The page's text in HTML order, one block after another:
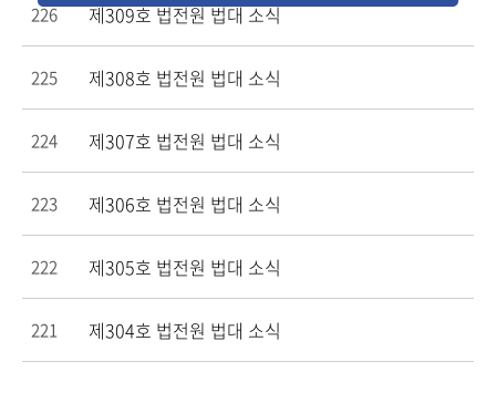
226 제309호 법전원 법대 소식
225 제308호 법전원 법대 소식
224 제307호 법전원 법대 소식
223 제306호 법전원 법대 소식
222 제305호 법전원 법대 소식
221 제304호 법전원 법대 소식